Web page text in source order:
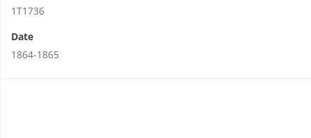
1T1736
Date
1864-1865